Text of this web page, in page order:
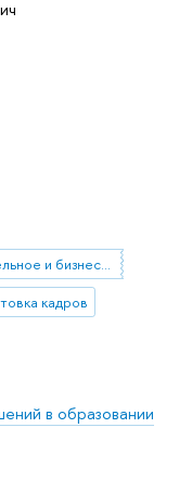
дополнительное и бизнес-образование
кадров
в образовании